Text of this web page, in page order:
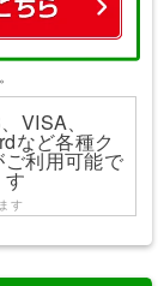
スの捕獲
別は素人
「追い出
す。
す